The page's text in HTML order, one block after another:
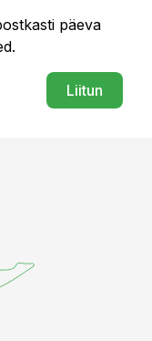
päeva
Liitun